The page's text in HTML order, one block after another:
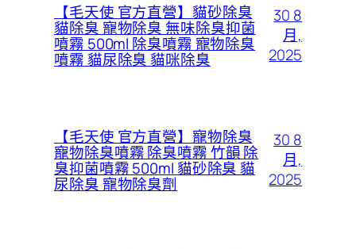
【毛天使 官方直營】貓砂除臭
貓除臭 寵物除臭 無味除臭抑菌
噴霧 500ml 除臭噴霧 寵物除臭
噴霧 貓尿除臭 貓咪除臭
30 8
月,
2025
【毛天使 官方直營】寵物除臭
寵物除臭噴霧 除臭噴霧 竹韻 除
臭抑菌噴霧 500ml 貓砂除臭 貓
尿除臭 寵物除臭劑
30 8
月,
2025